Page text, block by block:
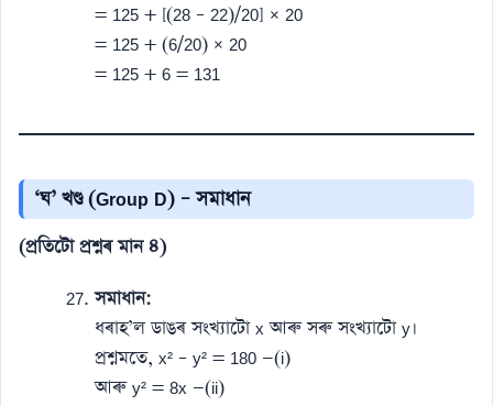
= 125 + [(28 – 22)/20] × 20
= 125 + (6/20) × 20
= 125 + 6 = 131
‘ঘ’ খণ্ড (Group D) – সমাধান
(প্ৰতিটো প্ৰশ্নৰ মান ৪)
সমাধান:
ধৰাহ’ল ডাঙৰ সংখ্যাটো x আৰু সৰু সংখ্যাটো y।
প্ৰশ্নমতে, x² – y² = 180 —(i)
আৰু y² = 8x —(ii)